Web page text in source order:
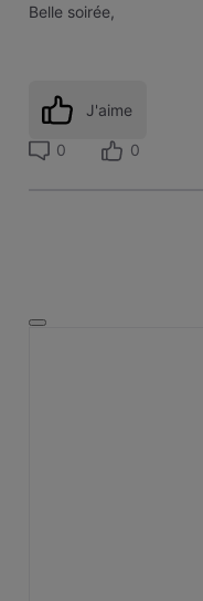
Belle soirée,
J'aime
0 0